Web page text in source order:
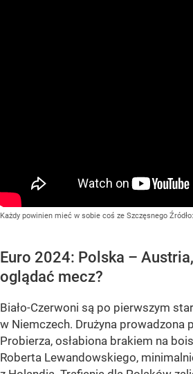
Każdy powinien mieć w sobie coś ze Szczęsnego Źródło:
Euro 2024: Polska –
oglądać mecz?
Biało-Czerwoni są po pierwszym
w Niemczech. Drużyna prowadzona
Probierza, osłabiona brakiem na
Roberta Lewandowskiego,